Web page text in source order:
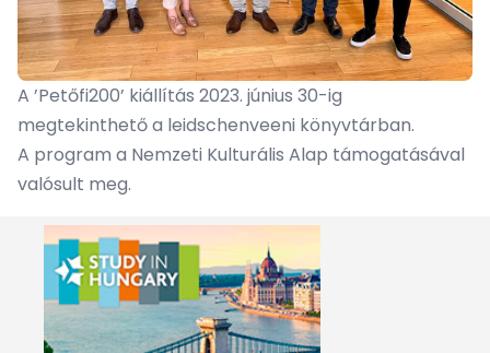
A ’Petőfi200’ kiállítás 2023. június 30-ig
megtekinthető a leidschenveeni könyvtárban.
A program a Nemzeti Kulturális Alap támogatásával
valósult meg.